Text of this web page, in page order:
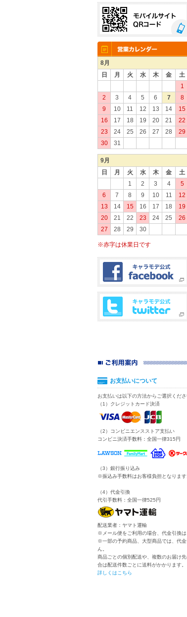
8月
日
月 火 水 木 金
土
1
2
3 4 5 6 7
8
9
10 11 12 13 14
15
16
17 18 19 20 21
22
23
24 25 26 27 28
29
30
31
9月
日
月 火 水 木 金
土
1
2 3 4
5
6
7 8 9 10 11
12
13
14 15 16 17 18
19
20
21 22 23 24 25
26
27
28 29 30
※赤字は休業日です
お支払いについて
お支払いは以下の方法からご選択くださ
（1）クレジットカード決済
（2）コンビニエンスストア支払い
コンビニ決済手数料：全国一律315円
（3）銀行振り込み
※振込み手数料はお客様負担となります
（4）代金引換
代引手数料：全国一律525円
配送業者：ヤマト運輸
※メール便をご利用の場合、代金引換は
※一部の予約商品、大型商品では、代
ん。
商品ごとの個別配送や、複数のお届け
合は配送件数ごとに送料がかかります。
詳しくはこちら